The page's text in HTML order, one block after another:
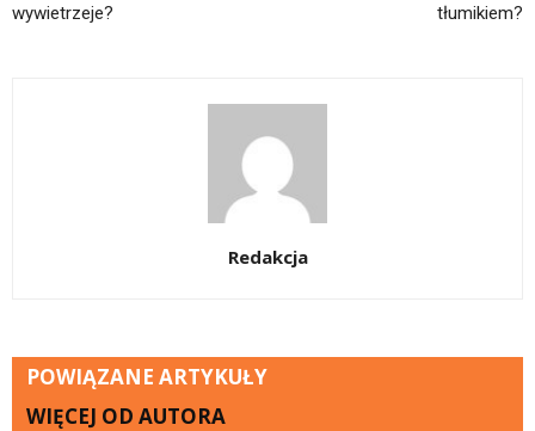
wywietrzeje?
tłumikiem?
Redakcja
POWIĄZANE ARTYKUŁY
WIĘCEJ OD AUTORA